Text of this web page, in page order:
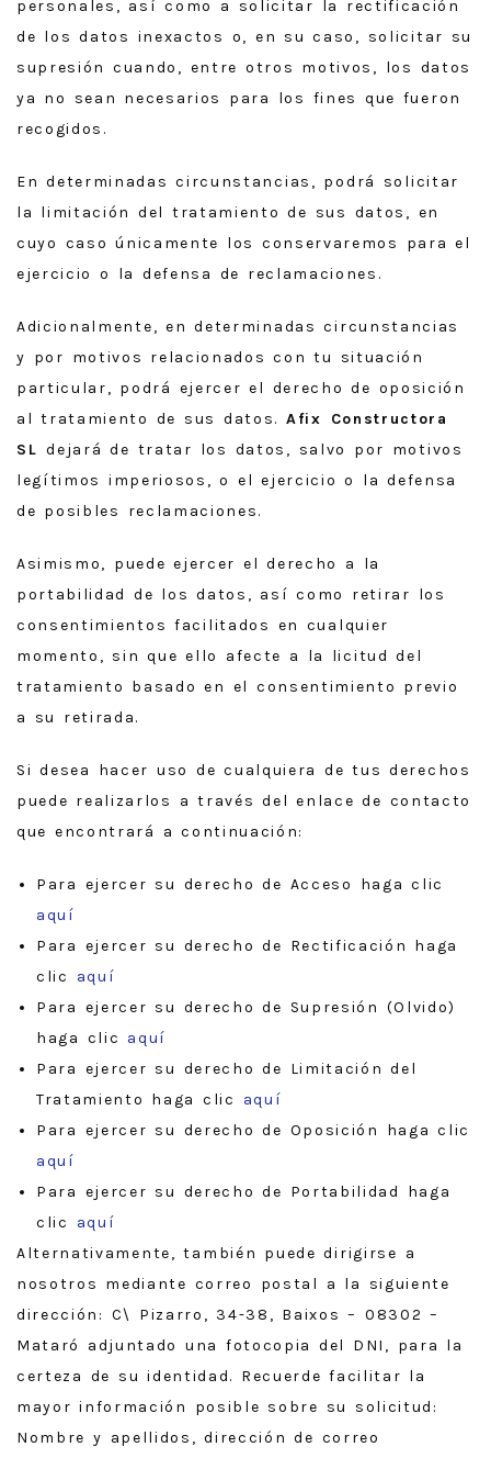
personales, así como a solicitar la rectificación
de los datos inexactos o, en su caso, solicitar su
supresión cuando, entre otros motivos, los datos
ya no sean necesarios para los fines que fueron
recogidos.
En determinadas circunstancias, podrá solicitar
la limitación del tratamiento de sus datos, en
cuyo caso únicamente los conservaremos para el
ejercicio o la defensa de reclamaciones.
Adicionalmente, en determinadas circunstancias
y por motivos relacionados con tu situación
particular, podrá ejercer el derecho de oposición
al tratamiento de sus datos. Afix Constructora
SLdejará de tratar los datos, salvo por motivos
legítimos imperiosos, o el ejercicio o la defensa
de posibles reclamaciones.
Asimismo, puede ejercer el derecho a la
portabilidad de los datos, así como retirar los
consentimientos facilitados en cualquier
momento, sin que ello afecte a la licitud del
tratamiento basado en el consentimiento previo
a su retirada.
Si desea hacer uso de cualquiera de tus derechos
puede realizarlos a través del enlace de contacto
que encontrará a continuación:
Para ejercer su derecho de Acceso haga clic
aquí
Para ejercer su derecho de Rectificación haga
clic aquí
Para ejercer su derecho de Supresión (Olvido)
haga clic aquí
Para ejercer su derecho de Limitación del
Tratamiento haga clic aquí
Para ejercer su derecho de Oposición haga clic
aquí
Para ejercer su derecho de Portabilidad haga
clic aquí
Alternativamente, también puede dirigirse a
nosotros mediante correo postal a la siguiente
dirección: C\ Pizarro, 34-38, Baixos – 08302 –
Mataró adjuntado una fotocopia del DNI, para la
certeza de su identidad. Recuerde facilitar la
mayor información posible sobre su solicitud:
Nombre y apellidos, dirección de correo